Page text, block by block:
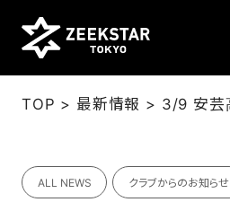
NEWS
TOP > 最新情報 >
ALL NEWS クラブからのお知らせ